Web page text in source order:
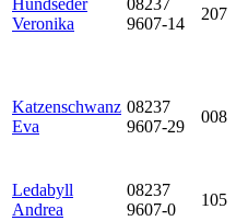
Hundseder
Veronika
08237
9607-14
207
Katzenschwanz
Eva
08237
9607-29
008
Ledabyll
Andrea
08237
9607-0
105